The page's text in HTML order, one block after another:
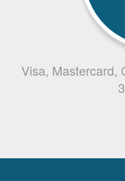
Visa, Mastercard,